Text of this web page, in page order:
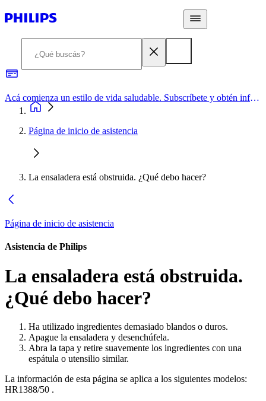
Acá comienza un estilo de vida saludable. Subscríbete y obtén información de primera mano
Página de inicio de asistencia
La ensaladera está obstruida. ¿Qué debo hacer?
Página de inicio de asistencia
Asistencia de Philips
La ensaladera está obstruida.
¿Qué debo hacer?
Ha utilizado ingredientes demasiado blandos o duros.
Apague la ensaladera y desenchúfela.
Abra la tapa y retire suavemente los ingredientes con una
espátula o utensilio similar.
La información de esta página se aplica a los siguientes modelos:
HR1388/50 .